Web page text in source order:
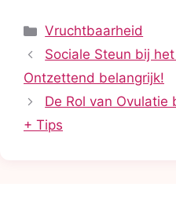
Categorieën
Vruchtbaarheid
Sociale Steun bij
Ontzettend belangrijk!
De Rol van Ovulatie
+ Tips